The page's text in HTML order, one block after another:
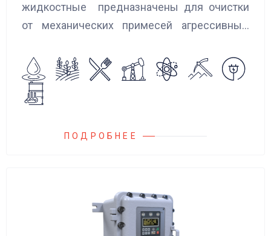
жидкостные предназначены для очистки
от механических примесей агрессивных,
и суспензий. Фильтры устанавливаются
на всасывающих линиях дозировочных
насосных агрегатов и установок.
ПОДРОБНЕЕ